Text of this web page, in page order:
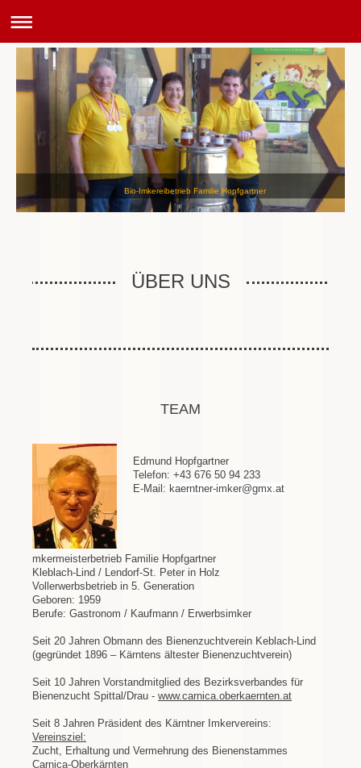
Bio-Imkereibetrieb Familie Hopfgartner
ÜBER UNS
TEAM
Edmund Hopfgartner
Telefon: +43 676 50 94 233
E-Mail: kaerntner-imker@gmx.at
mkermeisterbetrieb Familie Hopfgartner
Kleblach-Lind / Lendorf-St. Peter in Holz
Vollerwerbsbetrieb in 5. Generation
Geboren: 1959
Berufe: Gastronom / Kaufmann / Erwerbsimker
Seit 20 Jahren Obmann des Bienenzuchtverein Keblach-Lind
(gegründet 1896 – Kärntens ältester Bienenzuchtverein)
Seit 10 Jahren Vorstandmitglied des Bezirksverbandes für
Bienenzucht Spittal/Drau -www.carnica.oberkaernten.at
Seit 8 Jahren Präsident des Kärntner Imkervereins:
Vereinsziel:
Zucht, Erhaltung und Vermehrung des Bienenstammes
Carnica-Oberkärnten